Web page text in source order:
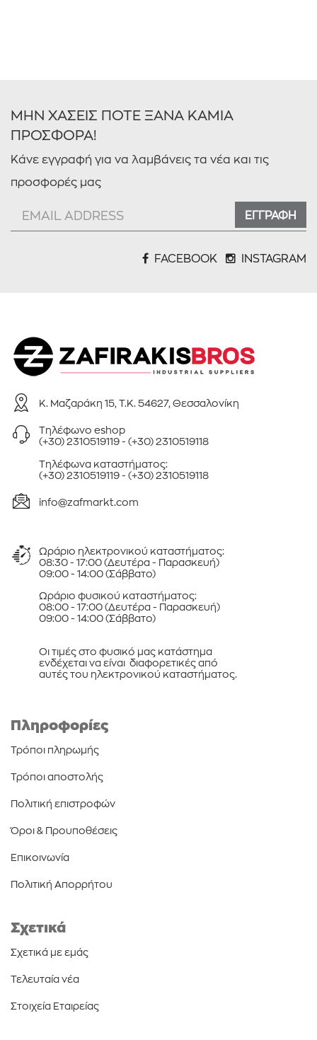
ΜΗΝ ΧΑΣΕΙΣ ΠΟΤΕ ΞΑΝΑ ΚΑΜΙΑ
ΠΡΟΣΦΟΡΑ!
Κάνε εγγραφή για να λαμβάνεις τα νέα και τις
προσφορές μας
ΕΓΓΡΑΦΗ
FACEBOOK INSTAGRAM
Κ. Μαζαράκη 15, Τ.Κ. 54627, Θεσσαλονίκη
Τηλέφωνo eshop
(+30) 2310519119- (+30) 2310519118
Τηλέφωνa καταστήματος:
(+30) 2310519119- (+30) 2310519118
info@zafmarkt.com
Ωράριο ηλεκτρονικού καταστήματος:
08:30 - 17:00 (Δευτέρα - Παρασκευή)
09:00 - 14:00 (Σάββατο)
Ωράριο φυσικού καταστήματος:
08:00 - 17:00 (Δευτέρα - Παρασκευή)
09:00 - 14:00 (Σάββατο)
Οι τιμές στο φυσικό μας κατάστημα
ενδέχεται να είναι διαφορετικές από
αυτές του ηλεκτρονικού καταστήματος.
Πληροφορίες
Τρόποι πληρωμής
Τρόποι αποστολής
Πολιτική επιστροφών
Όροι & Προυποθέσεις
Επικοινωνία
Πολιτική Απορρήτου
Σχετικά
Σχετικά με εμάς
Τελευταία νέα
Στοιχεία Εταιρείας